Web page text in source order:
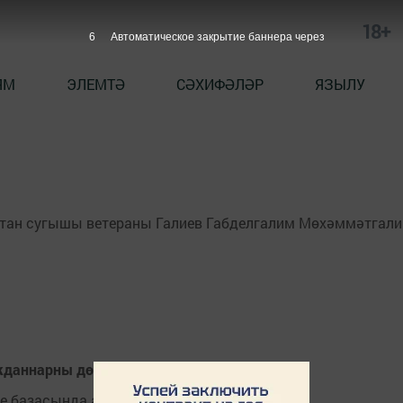
18+
ЭЛЕМТӘ СӘХИФӘЛӘР ЯЗЫЛУ
сугышы ветераны Галиев Габделгалим
дөрес карарга өйрәнде
6 Автоматическое закрытие баннера через